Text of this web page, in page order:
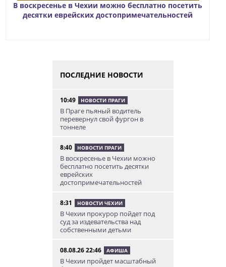
В воскресенье в Чехии можно бесплатно посетить
десятки еврейских достопримечательностей
ПОСЛЕДНИЕ НОВОСТИ
10:49 НОВОСТИ ПРАГИ
В Праге пьяный водитель
перевернул свой фургон в
тоннеле
8:40 НОВОСТИ ПРАГИ
В воскресенье в Чехии можно
бесплатно посетить десятки
еврейских
достопримечательностей
8:31 НОВОСТИ ЧЕХИИ
В Чехии прокурор пойдет под
суд за издевательства над
собственными детьми
08.08.26 22:46 АФИША
В Чехии пройдет масштабный